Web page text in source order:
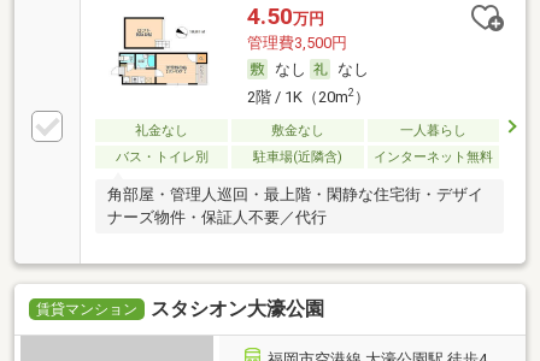
4.50万円
管理費3,500円
なし
なし
2階 / 1K（20m2）
礼金なし 敷金なし
一人暮らし
バス・トイレ別
駐車場(近隣含) インターネット無料
角部屋・管理人巡回・最上階・閑静な住宅街・デザイ
ナーズ物件・保証人不要／代行
賃貸マンション スタシオン大濠公園